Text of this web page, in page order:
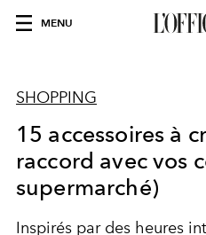
MENU
SHOPPING
15 accessoires à
raccord avec vos
supermarché)
Inspirés par des heures